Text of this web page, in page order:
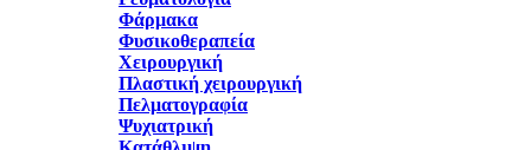
Φάρμακα
Φυσικοθεραπεία
Χειρουργική
Πλαστική χειρουργική
Πελματογραφία
Ψυχιατρική